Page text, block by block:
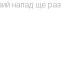
напад ще раз